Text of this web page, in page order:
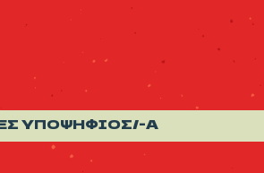
ΥΠΟΨΉΦΙΟΣ/-Α